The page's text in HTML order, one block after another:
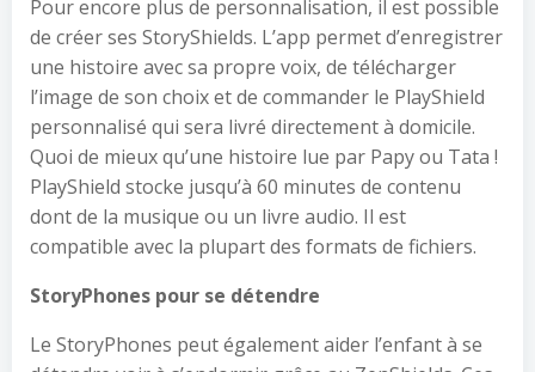
Pour encore plus de personnalisation, il est possible
de créer ses StoryShields. L’app permet d’enregistrer
une histoire avec sa propre voix, de télécharger
l’image de son choix et de commander le PlayShield
personnalisé qui sera livré directement à domicile.
Quoi de mieux qu’une histoire lue par Papy ou Tata !
PlayShield stocke jusqu’à 60 minutes de contenu
dont de la musique ou un livre audio. Il est
compatible avec la plupart des formats de fichiers.
StoryPhones pour se détendre
Le StoryPhones peut également aider l’enfant à se